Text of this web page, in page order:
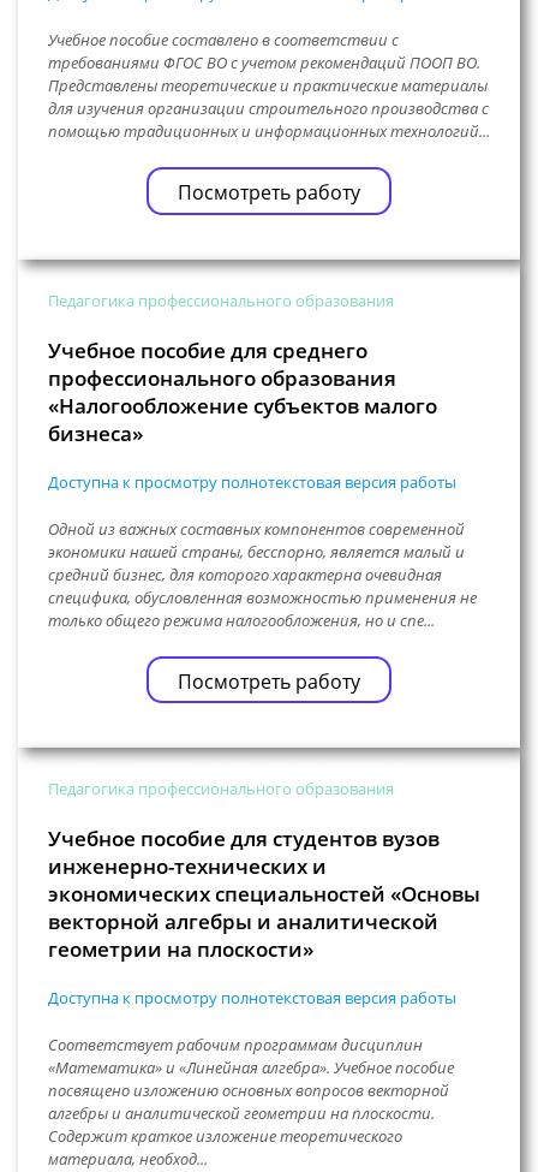
Учебное пособие составлено в соответствии с
требованиями ФГОС ВО с учетом рекомендаций ПООП ВО.
Представлены теоретические и практические материалы
для изучения организации строительного производства с
помощью традиционных и информационных технологий...
Посмотреть работу
Педагогика профессионального образования
Учебное пособие для среднего
профессионального образования
«Налогообложение субъектов малого
бизнеса»
Доступна к просмотру полнотекстовая версия работы
Одной из важных составных компонентов современной
экономики нашей страны, бесспорно, является малый и
средний бизнес, для которого характерна очевидная
специфика, обусловленная возможностью применения не
только общего режима налогообложения, но и спе...
Посмотреть работу
Педагогика профессионального образования
Учебное пособие для студентов вузов
инженерно-технических и
экономических специальностей «Основы
векторной алгебры и аналитической
геометрии на плоскости»
Доступна к просмотру полнотекстовая версия работы
Соответствует рабочим программам дисциплин
«Математика» и «Линейная алгебра». Учебное пособие
посвящено изложению основных вопросов векторной
алгебры и аналитической геометрии на плоскости.
Содержит краткое изложение теоретического
материала, необход...